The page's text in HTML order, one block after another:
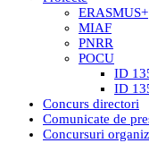
ERASMUS+
MIAF
PNRR
POCU
ID
ID
Concurs directori
Comunicate de
Concursuri